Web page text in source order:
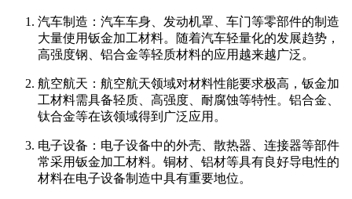
汽车制造：汽车车身、发动机罩、车门等零部件的制造
大量使用钣金加工材料。随着汽车轻量化的发展趋势，
高强度钢、铝合金等轻质材料的应用越来越广泛。
航空航天：航空航天领域对材料性能要求极高，钣金加
工材料需具备轻质、高强度、耐腐蚀等特性。铝合金、
钛合金等在该领域得到广泛应用。
电子设备：电子设备中的外壳、散热器、连接器等部件
常采用钣金加工材料。铜材、铝材等具有良好导电性的
材料在电子设备制造中具有重要地位。